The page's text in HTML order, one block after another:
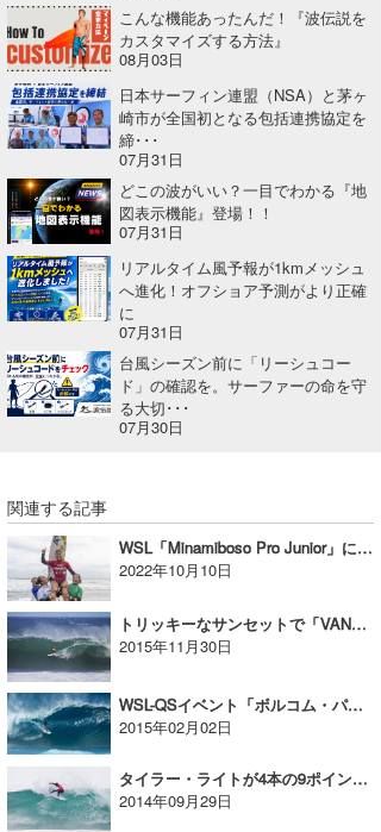
こんな機能あったんだ！『波伝説を
カスタマイズする方法』
08月03日
日本サーフィン連盟（NSA）と茅ヶ
崎市が全国初となる包括連携協定を
締･･･
07月31日
どこの波がいい？一目でわかる『地
図表示機能』登場！！
07月31日
リアルタイム風予報が1kmメッシュ
へ進化！オフショア予測がより正確
に
07月31日
台風シーズン前に「リーシュコー
ド」の確認を。サーファーの命を守
る大切･･･
07月30日
関連する記事
WSL「Minamiboso Pro Junior」にて中塩佳那が優勝！
2022年10月10日
トリッキーなサンセットで「VANSワールド・カップ」がついに開幕。大原洋人、喜納海人が好発進。
2015年11月30日
WSL-QSイベント「ボルコム・パイプ・プロ」大会2日目。村上舜が9.27でラウンド4進出。
2015年02月02日
タイラー・ライトが4本の9ポイント。パーフェクト・ファイナルでロキシー・プロ・フランス優勝
2014年09月29日